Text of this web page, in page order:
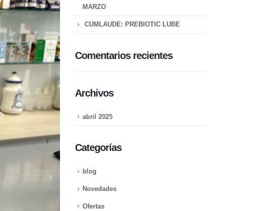
MARZO
CUMLAUDE: PREBIOTIC LUBE
Comentarios recientes
Archivos
abril 2025
Categorías
blog
Novedades
Ofertas